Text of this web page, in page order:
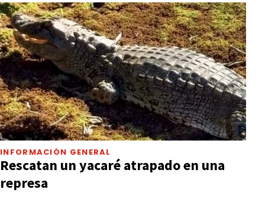
INFORMACIÓN GENERAL
Rescatan un yacaré atrapado en una
represa